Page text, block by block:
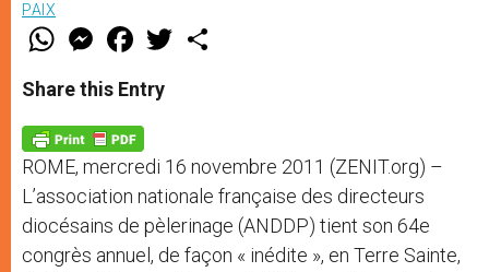
PAIX
W
t
s
p
p
M
e
s
e
g
e
r
F
a
e
b
o
k
w
Share this Entry
ROME, mercredi 16 novembre 2011 (ZENIT.org) –
L’association nationale française des directeurs
diocésains de pèlerinage (ANDDP) tient son 64e
congrès annuel, de façon « inédite », en Terre Sainte,